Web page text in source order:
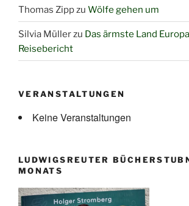
Thomas Zippzu Wölfe gehen um
Silvia Müllerzu Das ärmste Land
Reisebericht
VERANSTALTUNGEN
Keine Veranstaltungen
LUDWIGSREUTER
MONATS